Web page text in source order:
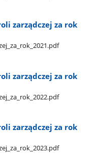
zarządczej za rok
zarządczej za rok
zarządczej za rok